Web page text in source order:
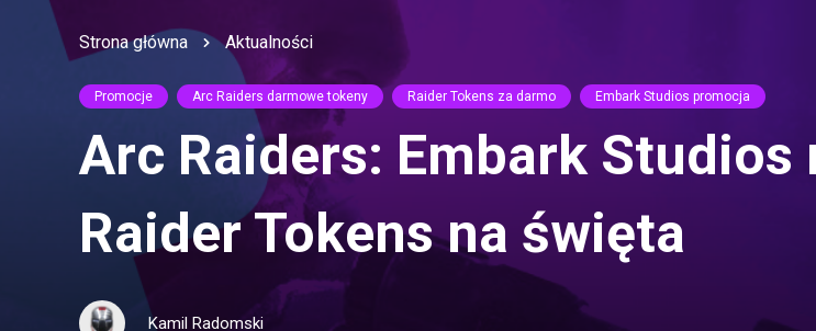
Strona główna Aktualności
Promocje Arc Raiders darmowe tokeny Raider Tokens za darmo Embark Studios promocja
Arc Raiders: Embark
Raider Tokens na święta
Kamil Radomski